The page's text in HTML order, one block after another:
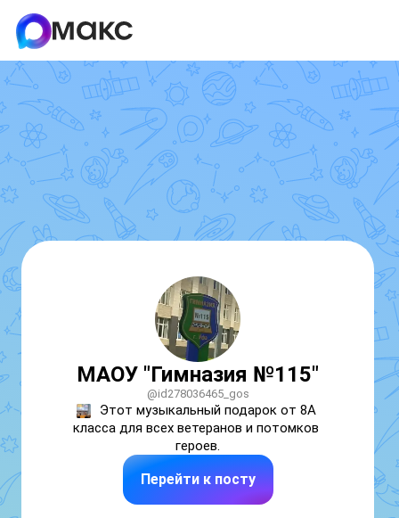
МАОУ "Гимназия №115"
@id278036465_gos
Этот музыкальный подарок от 8А
класса для всех ветеранов и потомков
героев.
Перейти к посту